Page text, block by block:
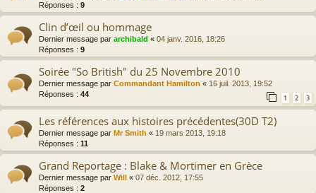
Réponses : 9
Clin d’œil ou hommage
Dernier message par archibald « 04 janv. 2016, 18:26
Réponses : 9
Soirée "So British" du 25 Novembre 2010
Dernier message par Commandant Hamilton « 16 juil. 2013, 19:52
Réponses : 44 1 2 3
Les références aux histoires précédentes(30D T2)
Dernier message par Mr Smith « 19 mars 2013, 19:18
Réponses : 11
Grand Reportage : Blake & Mortimer en Grèce
Dernier message par Will « 07 déc. 2012, 17:55
Réponses : 2